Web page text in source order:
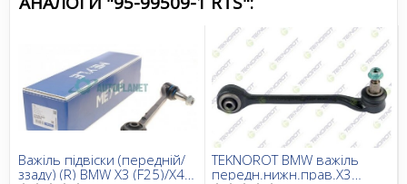
Важіль підвіски (передній/
ззаду) (R) BMW X3 (F25)/X4
TEKNOROT BMW важіль
передн.нижн.прав.X3